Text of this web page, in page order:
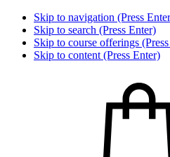
Skip to navigation (Press
Skip to search (Press Enter)
Skip to course offerings
Skip to content (Press Enter)